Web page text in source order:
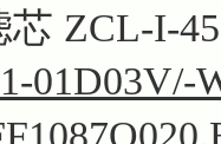
ZCL-I-
01D03V/-